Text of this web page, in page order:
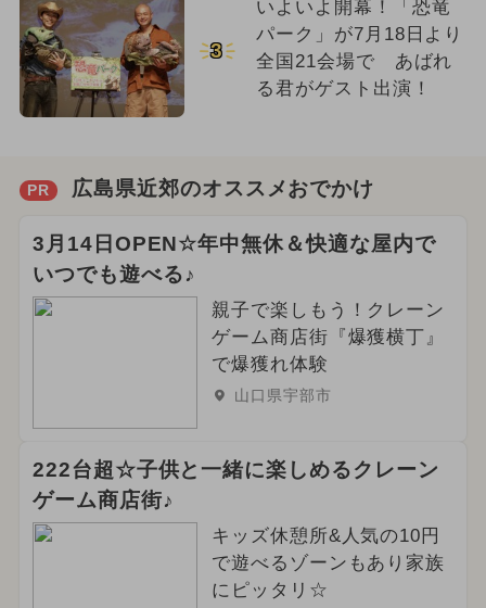
3
いよいよ開幕！「恐竜
パーク」が7月18日より
全国21会場で あばれ
る君がゲスト出演！
PR 広島県近郊のオススメおでかけ
3月14日OPEN☆年中無休＆快適な屋内で
いつでも遊べる♪
親子で楽しもう！クレーン
ゲーム商店街『爆獲横丁』
で爆獲れ体験
山口県宇部市
222台超☆子供と一緒に楽しめるクレーン
ゲーム商店街♪
キッズ休憩所&人気の10円
で遊べるゾーンもあり家族
にピッタリ☆